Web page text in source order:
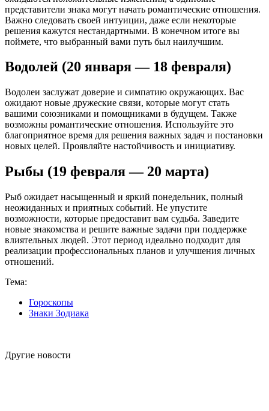
представители знака могут начать романтические отношения.
Важно следовать своей интуиции, даже если некоторые
решения кажутся нестандартными. В конечном итоге вы
поймете, что выбранный вами путь был наилучшим.
Водолей (20 января — 18 февраля)
Водолеи заслужат доверие и симпатию окружающих. Вас
ожидают новые дружеские связи, которые могут стать
вашими союзниками и помощниками в будущем. Также
возможны романтические отношения. Используйте это
благоприятное время для решения важных задач и постановки
новых целей. Проявляйте настойчивость и инициативу.
Рыбы (19 февраля — 20 марта)
Рыб ожидает насыщенный и яркий понедельник, полный
неожиданных и приятных событий. Не упустите
возможности, которые предоставит вам судьба. Заведите
новые знакомства и решите важные задачи при поддержке
влиятельных людей. Этот период идеально подходит для
реализации профессиональных планов и улучшения личных
отношений.
Тема:
Гороскопы
Знаки Зодиака
Другие новости